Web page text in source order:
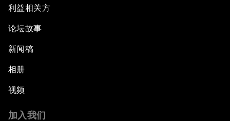
利益相关方
论坛故事
新闻稿
相册
视频
加入我们